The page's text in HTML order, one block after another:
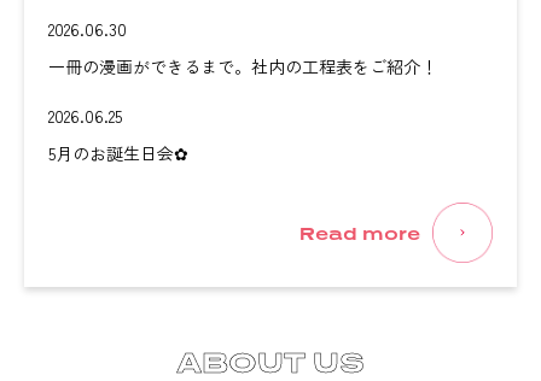
2026.06.30
一冊の漫画ができるまで。社内の工程表をご紹介！
2026.06.25
5月のお誕生日会✿
Read more
ABOUT US